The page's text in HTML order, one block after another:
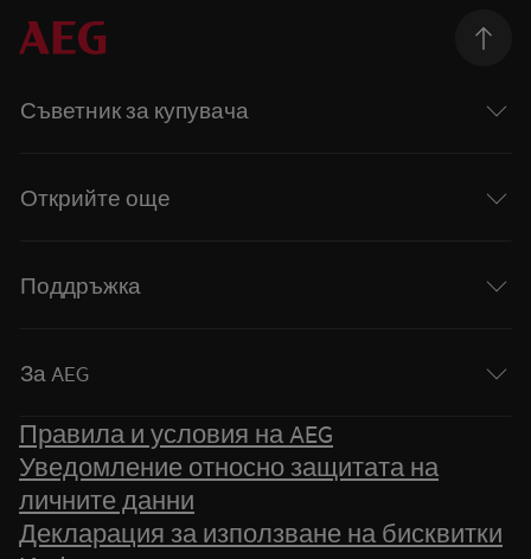
Съветник за купувача
Открийте още
Поддръжка
За AEG
Правила и условия на AEG
Уведомление относно защитата на
личните данни
Декларация за използване на бисквитки